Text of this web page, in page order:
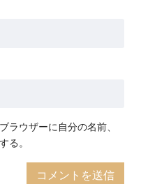
ラウザーに自分の名前、
る。